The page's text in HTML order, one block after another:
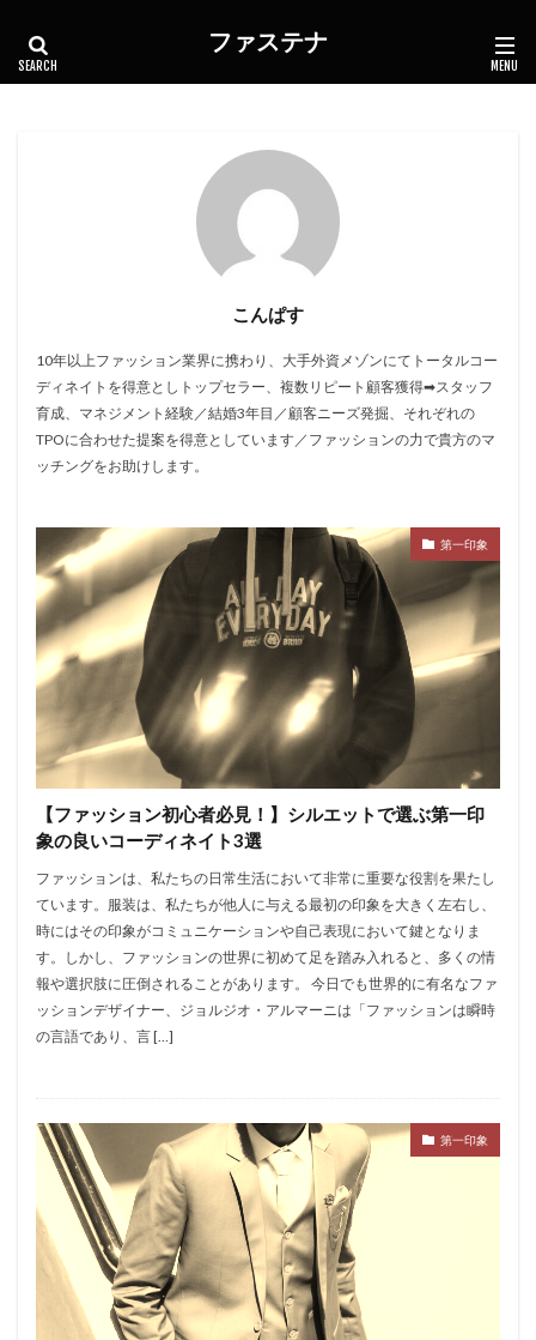
ファステナ
こんぱす
10年以上ファッション業界に携わり、大手外資メゾンにてトータルコー
ディネイトを得意としトップセラー、複数リピート顧客獲得➡スタッフ
育成、マネジメント経験／結婚3年目／顧客ニーズ発掘、それぞれの
TPOに合わせた提案を得意としています／ファッションの力で貴方のマ
ッチングをお助けします。
第一印象
【ファッション初心者必見！】シルエットで選ぶ第一印
象の良いコーディネイト3選
ファッションは、私たちの日常生活において非常に重要な役割を果たし
ています。服装は、私たちが他人に与える最初の印象を大きく左右し、
時にはその印象がコミュニケーションや自己表現において鍵となりま
す。しかし、ファッションの世界に初めて足を踏み入れると、多くの情
報や選択肢に圧倒されることがあります。 今日でも世界的に有名なファ
ッションデザイナー、ジョルジオ・アルマーニは「ファッションは瞬時
の言語であり、言 […]
第一印象
カテゴリー
第一印象
相手を知る 質問
"コーディネイトのアドバイス"
シルエット
コーディネイト
クローズドクエスチョン
カジュアル
オープンドクエスチョン
オーバーサイズ
見た目
検索